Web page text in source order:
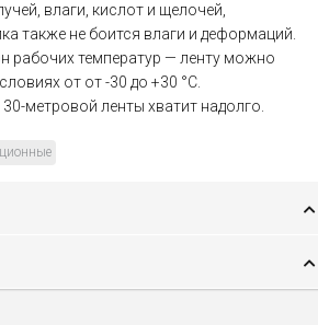
влаги, кислот и щелочей,
также не боится влаги и деформаций.
рабочих температур — ленту можно
от от -30 до +30 °С.
метровой ленты хватит надолго.